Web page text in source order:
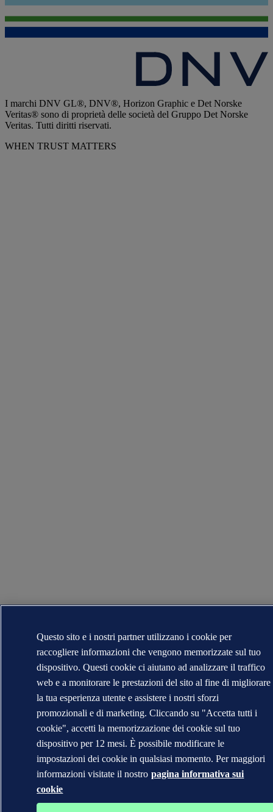
I marchi DNV GL®, DNV®, Horizon Graphic e Det Norske
Veritas® sono di proprietà delle società del Gruppo Det Norske
Veritas. Tutti diritti riservati.
WHEN TRUST MATTERS
Questo sito e i nostri partner utilizzano i cookie per
raccogliere informazioni che vengono memorizzate sul tuo
dispositivo. Questi cookie ci aiutano ad analizzare il traffico
web e a monitorare le prestazioni del sito al fine di migliorare
la tua esperienza utente e assistere i nostri sforzi
promozionali e di marketing. Cliccando su "Accetta tutti i
cookie", accetti la memorizzazione dei cookie sul tuo
dispositivo per 12 mesi. È possibile modificare le
impostazioni dei cookie in qualsiasi momento. Per maggiori
informazioni visitate il nostro pagina informativa sui
cookie